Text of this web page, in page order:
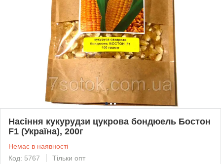
Насіння кукурудзи цукрова бондюель Бостон
F1 (Україна), 200г
Немає в наявності
Код: 5767
Тільки опт